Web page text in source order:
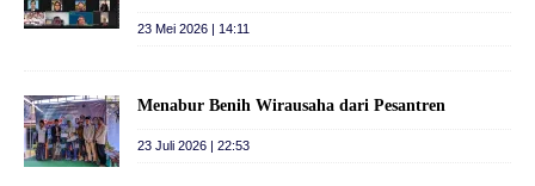
23 Mei 2026 | 14:11
Menabur Benih Wirausaha dari Pesantren
23 Juli 2026 | 22:53